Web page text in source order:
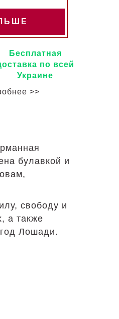
Бесплатная
по всей
Украине
>>
булавкой и
свободу и
а также
Лошади.